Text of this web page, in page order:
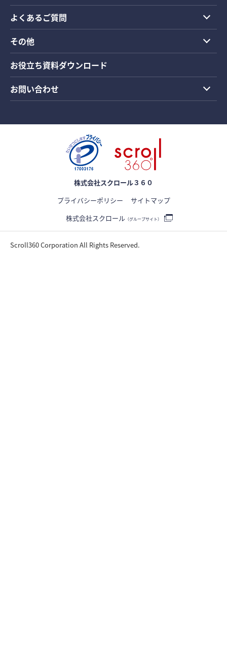
よくあるご質問
その他
お役立ち資料ダウンロード
お問い合わせ
株式会社スクロール３６０
プライバシーポリシー
サイトマップ
株式会社スクロール （グループサイト）
Scroll360 Corporation All Rights Reserved.